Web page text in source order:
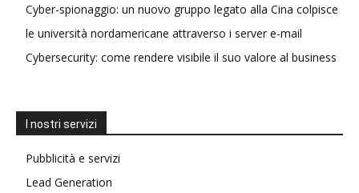
Cyber-spionaggio: un nuovo gruppo legato alla Cina colpisce
le università nordamericane attraverso i server e-mail
Cybersecurity: come rendere visibile il suo valore al business
I nostri servizi
Pubblicità e servizi
Lead Generation